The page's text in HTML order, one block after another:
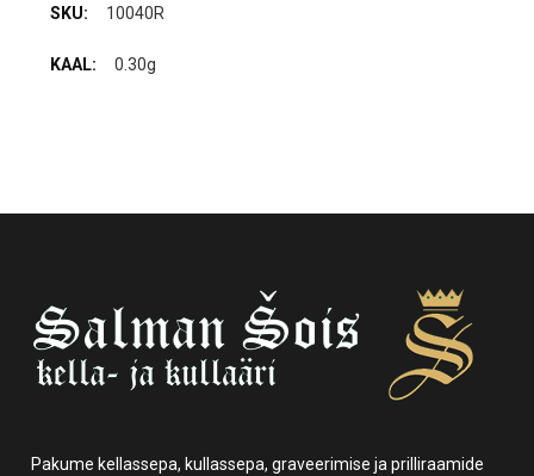
10040R
0.30g
Pakume kellassepa, kullassepa, graveerimise ja prilliraamide